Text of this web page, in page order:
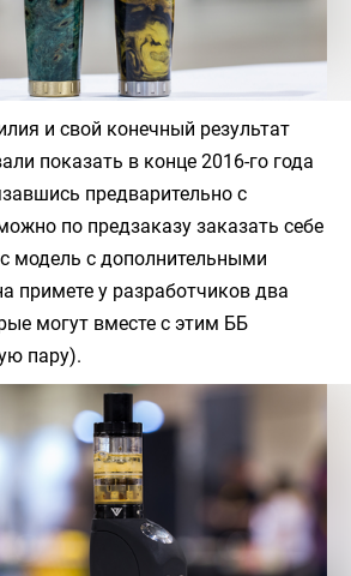
и свой конечный результат
показать в конце 2016-го года
предварительно с
по предзаказу заказать себе
модель с дополнительными
примете у разработчиков два
могут вместе с этим ББ
пару).